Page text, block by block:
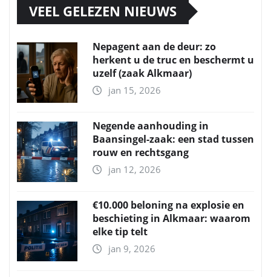
VEEL GELEZEN NIEUWS
Nepagent aan de deur: zo
herkent u de truc en beschermt u
uzelf (zaak Alkmaar)
jan 15, 2026
Negende aanhouding in
Baansingel-zaak: een stad tussen
rouw en rechtsgang
jan 12, 2026
€10.000 beloning na explosie en
beschieting in Alkmaar: waarom
elke tip telt
jan 9, 2026